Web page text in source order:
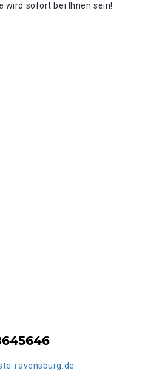
wird sofort bei Ihnen sein!
ravensburg.de